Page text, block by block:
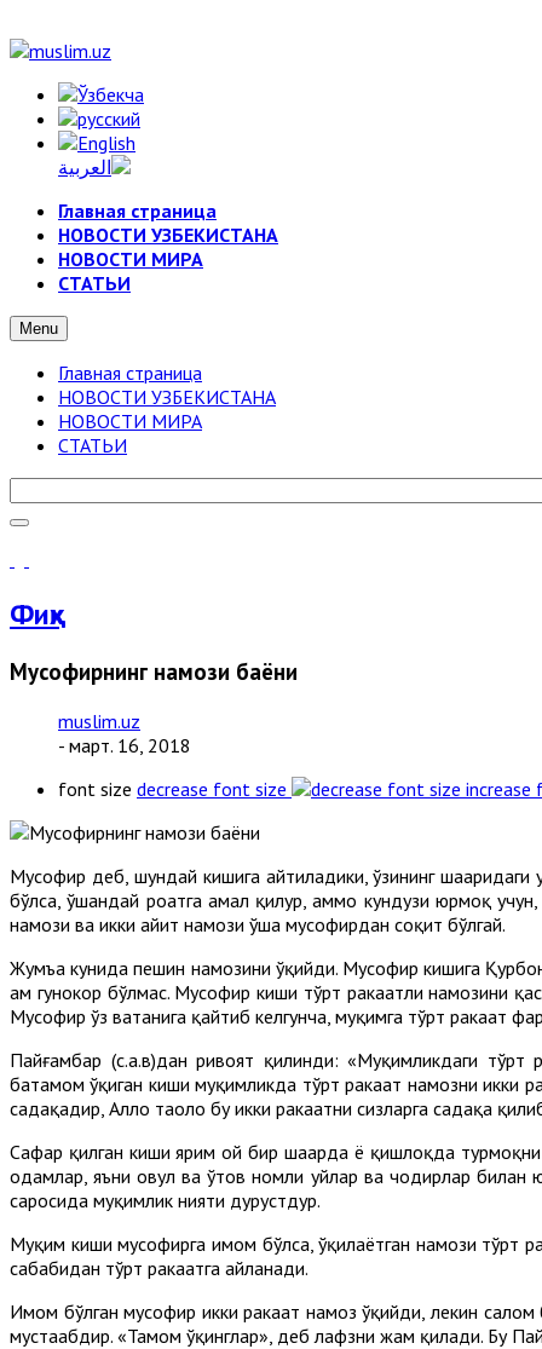
Главная страница
НОВОСТИ УЗБЕКИСТАНА
НОВОСТИ МИРА
СТАТЬИ
Menu
Главная страница
НОВОСТИ УЗБЕКИСТАНА
НОВОСТИ МИРА
СТАТЬИ
Фиқҳ
Мусофирнинг намози баёни
muslim.uz
- март. 16, 2018
font size decrease font size increase
Мусофир деб, шундай кишига айтиладики, ўзининг
бўлса, ўшандай роҳатга амал қилур, аммо кундузи юрмоқ
намози ва икки ҳайит намози ўша мусофирдан соқит бўлгай.
Жумъа кунида пешин намозини ўқийди. Мусофир кишига
ҳам гуноҳкор бўлмас. Мусофир киши тўрт ракаатли намозини
Мусофир ўз ватанига қайтиб келгунча, муқимга тўрт ракаат
Пайғамбар (с.а.в)дан ривоят қилинди: «Муқимликдаги тўрт
батамом ўқиган киши муқимликда тўрт ракаат намозни икки
садақадир, Аллоҳ таоло бу икки ракаатни сизларга садақа
Сафар қилган киши ярим ой бир шаҳарда ё қишлоқда турмоқни
одамлар, яъни овул ва ўтов номли уйлар ва чодирлар билан
саҳросида муқимлик нияти дурустдур.
Муқим киши мусофирга имом бўлса, ўқилаётган намози тўрт
сабабидан тўрт ракаатга айланади.
Имом бўлган мусофир икки ракаат намоз ўқийди, лекин
мустаҳабдир. «Тамом ўқинглар», деб лафзни жам қилади. Бу